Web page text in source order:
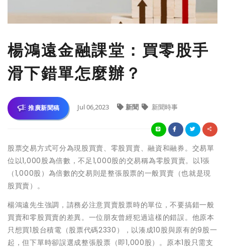
楊鴻遠金融課堂：買零股手
滑下錯單怎麼辦？
推廣新聞稿 Jul 06,2023 新聞 新聞時事
股票交易方式可分為現股買賣、零股買賣、融資和融券。交易單
位以1,000股為倍數，不足1,000股的交易稱為零股買賣。以1張
（1,000股）為倍數的交易則是整張股票的一般買賣（也就是現
股買賣）。
楊鴻遠先生強調，請務必注意買賣股票時的單位，不要搞錯一般
買賣和零股買賣的差異。一位朋友曾經犯過這樣的錯誤。他原本
只想買1股台積電（股票代碼2330），以湊成10股與原有的9股一
起，但下單時卻誤選成整張股票（即1,000股）。原本1股只需支